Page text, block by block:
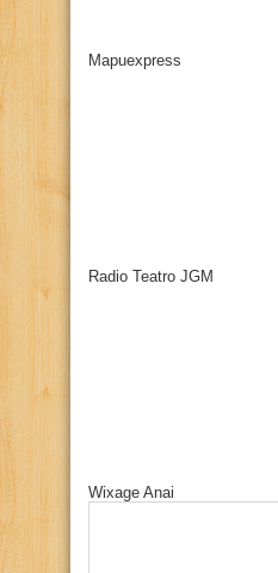
Mapuexpress
Radio Teatro JGM
Wixage Anai